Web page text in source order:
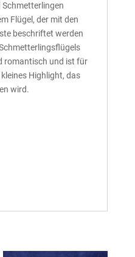
Flügel, der mit den
beschriftet werden
romantisch und ist für
Highlight, das
wird.